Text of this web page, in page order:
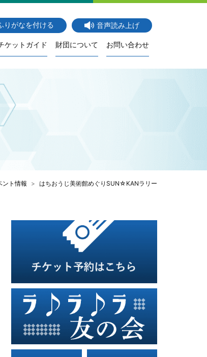
りがなを付ける 音声読み上げ
ケットガイド 財団について お問い合わせ
ント情報 はちおうじ美術館めぐりSUN☆KANラリー